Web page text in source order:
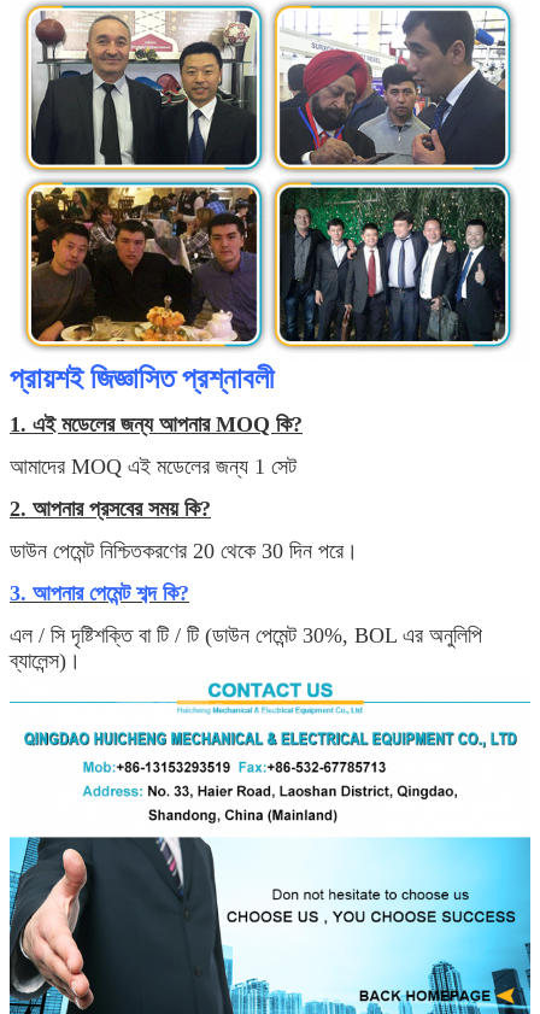
প্রায়শই জিজ্ঞাসিত প্রশ্নাবলী
1. এই মডেলের জন্য আপনার MOQ কি?
আমাদের MOQ এই মডেলের জন্য 1 সেট
2. আপনার প্রসবের সময় কি?
ডাউন পেমেন্ট নিশ্চিতকরণের 20 থেকে 30 দিন পরে।
3. আপনার পেমেন্ট শব্দ কি?
এল / সি দৃষ্টিশক্তি বা টি / টি (ডাউন পেমেন্ট 30%, BOL এর অনুলিপি
ব্যালেন্স)।